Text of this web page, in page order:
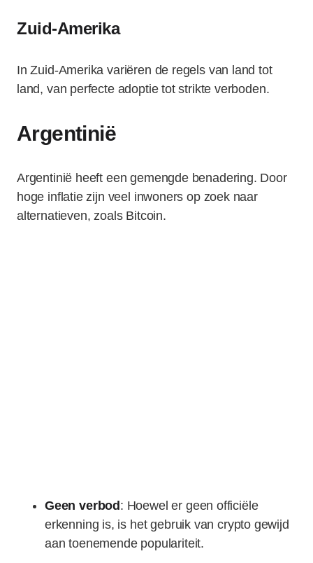
Zuid-Amerika
In Zuid-Amerika variëren de regels van land tot
land, van perfecte adoptie tot strikte verboden.
Argentinië
Argentinië heeft een gemengde benadering. Door
hoge inflatie zijn veel inwoners op zoek naar
alternatieven, zoals Bitcoin.
Geen verbod : Hoewel er geen officiële
erkenning is, is het gebruik van crypto gewijd
aan toenemende populariteit.